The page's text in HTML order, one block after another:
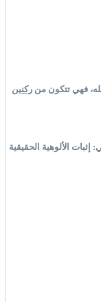
فهي تتكون من ركنين
إثبات الألوهية الحقيقية